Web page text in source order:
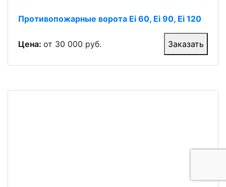
Противопожарные ворота Ei 60, Ei 90, Ei 120
Цена: от 30 000 руб. Заказать